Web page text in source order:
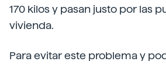
170 kilos y pasan justo por las
vivienda.
Para evitar este problema y